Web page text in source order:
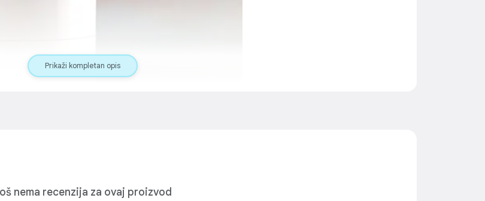
Prikaži kompletan opis
nema recenzija za ovaj proizvod